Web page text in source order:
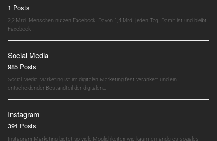
1 Posts
2,2 Mrd. Menschen nutzen Facebook. Davon 1,4 Mrd. jeden Tag. Damit ist und bleibt
Facebook…
Social Media
985 Posts
Social Media Marketing ist im digitalen Marketing fest verankert und ein
entscheidender Bestandteil der digitalen…
Instagram
394 Posts
Instagram Marketing bietet so viele Möglichkeiten wie kaum ein anderes soziales